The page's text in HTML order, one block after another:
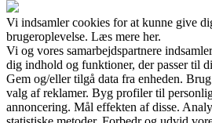
Vi indsamler cookies for at kunne give
brugeroplevelse. Læs mere her.
Vi og vores samarbejdspartnere
dig indhold og funktioner, der passer til
Gem og/eller tilgå data fra enheden.
valg af reklamer. Byg profiler til
annoncering. Mål effekten af disse.